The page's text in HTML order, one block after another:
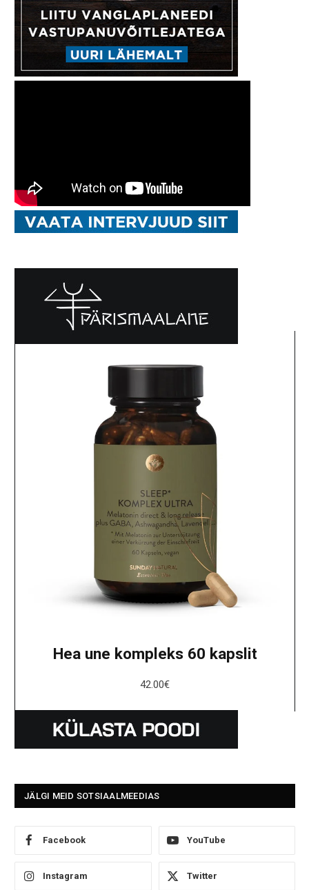
Hea une kompleks 60 kapslit
42.00€
JÄLGI MEID SOTSIAALMEEDIAS
Facebook YouTube
Instagram Twitter